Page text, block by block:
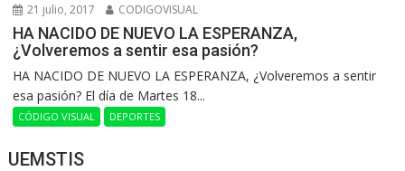
21 julio, 2017 CODIGOVISUAL
HA NACIDO DE NUEVO LA ESPERANZA,
¿Volveremos a sentir esa pasión?
HA NACIDO DE NUEVO LA ESPERANZA, ¿Volveremos a sentir
esa pasión? El día de Martes 18...
CÓDIGO VISUAL DEPORTES
UEMSTIS